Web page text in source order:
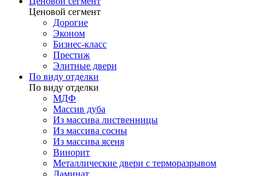
Ценовой сегмент
Дорогие
Эконом
Бизнес-класс
Престиж
Элитные двери
По виду отделки
По виду отделки
МДФ
Массив дуба
Из массива лиственницы
Из массива сосны
Из массива ясеня
Винорит
Металлические двери с терморазрывом